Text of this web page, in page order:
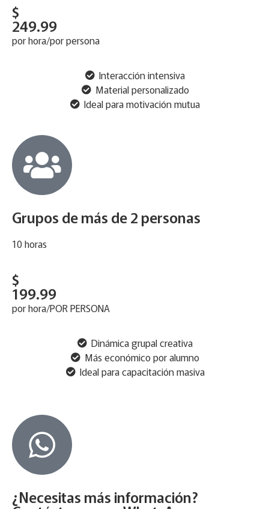
$
249.99
por hora/por persona
Interacción intensiva
Material personalizado
Ideal para motivación mutua
Grupos de más de 2 personas
10 horas
$
199.99
por hora/POR PERSONA
Dinámica grupal creativa
Más económico por alumno
Ideal para capacitación masiva
¿Necesitas más información?